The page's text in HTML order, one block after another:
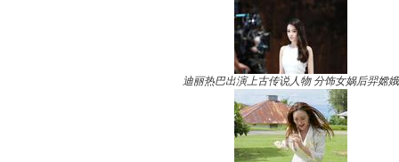
迪丽热巴出演上古传说人物 分饰女娲后羿嫦娥